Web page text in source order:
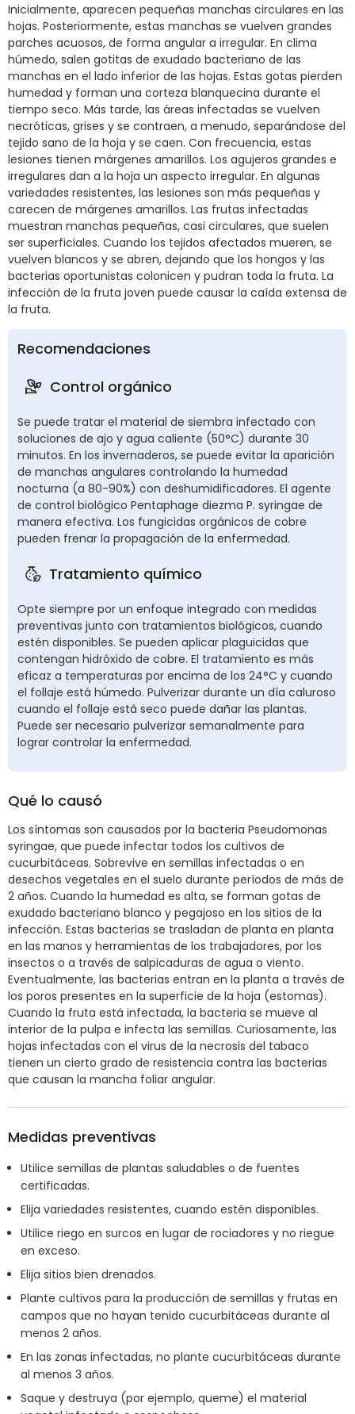
Inicialmente, aparecen pequeñas manchas circulares en las
hojas. Posteriormente, estas manchas se vuelven grandes
parches acuosos, de forma angular a irregular. En clima
húmedo, salen gotitas de exudado bacteriano de las
manchas en el lado inferior de las hojas. Estas gotas pierden
humedad y forman una corteza blanquecina durante el
tiempo seco. Más tarde, las áreas infectadas se vuelven
necróticas, grises y se contraen, a menudo, separándose del
tejido sano de la hoja y se caen. Con frecuencia, estas
lesiones tienen márgenes amarillos. Los agujeros grandes e
irregulares dan a la hoja un aspecto irregular. En algunas
variedades resistentes, las lesiones son más pequeñas y
carecen de márgenes amarillos. Las frutas infectadas
muestran manchas pequeñas, casi circulares, que suelen
ser superficiales. Cuando los tejidos afectados mueren, se
vuelven blancos y se abren, dejando que los hongos y las
bacterias oportunistas colonicen y pudran toda la fruta. La
infección de la fruta joven puede causar la caída extensa de
la fruta.
Recomendaciones
Control orgánico
Se puede tratar el material de siembra infectado con
soluciones de ajo y agua caliente (50°C) durante 30
minutos. En los invernaderos, se puede evitar la aparición
de manchas angulares controlando la humedad
nocturna (a 80-90%) con deshumidificadores. El agente
de control biológico Pentaphage diezma P. syringae de
manera efectiva. Los fungicidas orgánicos de cobre
pueden frenar la propagación de la enfermedad.
Tratamiento químico
Opte siempre por un enfoque integrado con medidas
preventivas junto con tratamientos biológicos, cuando
estén disponibles. Se pueden aplicar plaguicidas que
contengan hidróxido de cobre. El tratamiento es más
eficaz a temperaturas por encima de los 24°C y cuando
el follaje está húmedo. Pulverizar durante un día caluroso
cuando el follaje está seco puede dañar las plantas.
Puede ser necesario pulverizar semanalmente para
lograr controlar la enfermedad.
Qué lo causó
Los síntomas son causados por la bacteria Pseudomonas
syringae, que puede infectar todos los cultivos de
cucurbitáceas. Sobrevive en semillas infectadas o en
desechos vegetales en el suelo durante períodos de más de
2 años. Cuando la humedad es alta, se forman gotas de
exudado bacteriano blanco y pegajoso en los sitios de la
infección. Estas bacterias se trasladan de planta en planta
en las manos y herramientas de los trabajadores, por los
insectos o a través de salpicaduras de agua o viento.
Eventualmente, las bacterias entran en la planta a través de
los poros presentes en la superficie de la hoja (estomas).
Cuando la fruta está infectada, la bacteria se mueve al
interior de la pulpa e infecta las semillas. Curiosamente, las
hojas infectadas con el virus de la necrosis del tabaco
tienen un cierto grado de resistencia contra las bacterias
que causan la mancha foliar angular.
Medidas preventivas
Utilice semillas de plantas saludables o de fuentes
certificadas.
Elija variedades resistentes, cuando estén disponibles.
Utilice riego en surcos en lugar de rociadores y no riegue
en exceso.
Elija sitios bien drenados.
Plante cultivos para la producción de semillas y frutas en
campos que no hayan tenido cucurbitáceas durante al
menos 2 años.
En las zonas infectadas, no plante cucurbitáceas durante
al menos 3 años.
Saque y destruya (por ejemplo, queme) el material